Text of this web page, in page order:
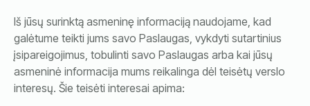
Iš jūsų surinktą asmeninę informaciją naudojame, kad
galėtume teikti jums savo Paslaugas, vykdyti sutartinius
įsipareigojimus, tobulinti savo Paslaugas arba kai jūsų
asmeninė informacija mums reikalinga dėl teisėtų verslo
interesų. Šie teisėti interesai apima: